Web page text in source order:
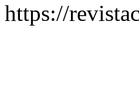
https://